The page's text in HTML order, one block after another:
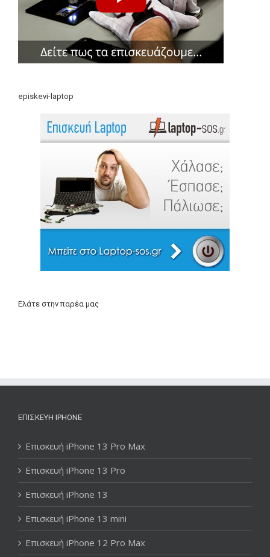
episkevi-laptop
Ελάτε στην παρέα μας
ΕΠΙΣΚΕΥΉ IPHONE
Επισκευή iPhone 13 Pro Max
Επισκευή iPhone 13 Pro
Επισκευή iPhone 13
Επισκευή iPhone 13 mini
Επισκευή iPhone 12 Pro Max